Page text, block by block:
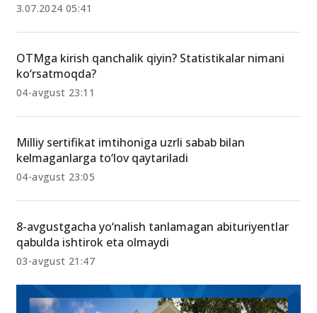
3.07.2024 05:41
OTMga kirish qanchalik qiyin? Statistikalar nimani
ko‘rsatmoqda?
04-avgust 23:11
Milliy sertifikat imtihoniga uzrli sabab bilan
kelmaganlarga to‘lov qaytariladi
04-avgust 23:05
8-avgustgacha yo‘nalish tanlamagan abituriyentlar
qabulda ishtirok eta olmaydi
03-avgust 21:47